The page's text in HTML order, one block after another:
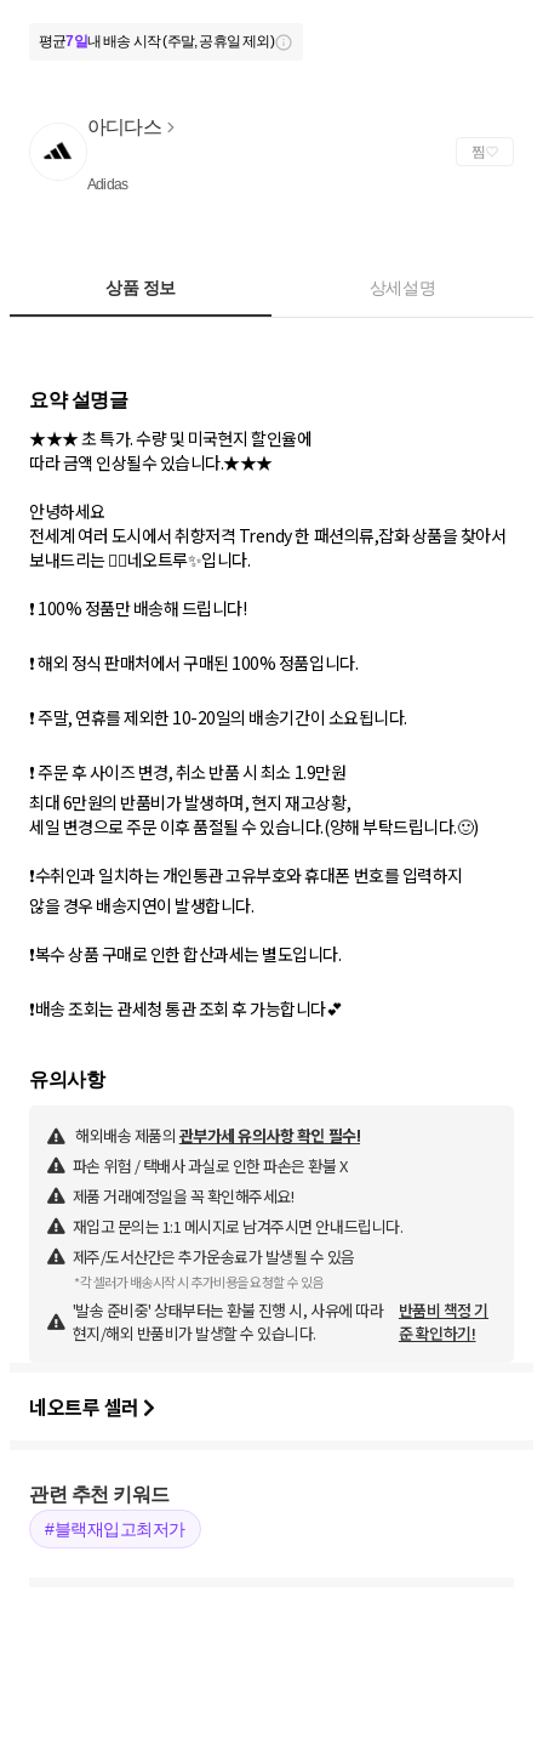
평균7일내 배송 시작 (주말, 공휴일 제외)
아디다스
Adidas
찜
상품 정보 상세설명
요약 설명글
★★★ 초 특가. 수량 및 미국현지 할인율에
따라 금액 인상될수 있습니다.★★★
안녕하세요
전세계 여러 도시에서 취향저격 Trendy 한 패션의류,잡화 상품을 찾아서
보내드리는 🙇‍♂네오트루✨입니다.
❗ 100% 정품만 배송해 드립니다!
❗ 해외 정식 판매처에서 구매된 100% 정품입니다.
❗ 주말, 연휴를 제외한 10-20일의 배송기간이 소요됩니다.
❗ 주문 후 사이즈 변경, 취소 반품 시 최소 1.9만원
최대 6만원의 반품비가 발생하며, 현지 재고상황,
세일 변경으로 주문 이후 품절될 수 있습니다.(양해 부탁드립니다.🙂)
❗수취인과 일치하는 개인통관 고유부호와 휴대폰 번호를 입력하지
않을 경우 배송지연이 발생합니다.
❗복수 상품 구매로 인한 합산과세는 별도입니다.
유의사항
해외배송 제품의 관부가세 유의사항 확인 필수!
파손 위험 / 택배사 과실로 인한 파손은 환불 X
제품 거래예정일을 꼭 확인해주세요!
재입고 문의는 1:1 메시지로 남겨주시면 안내드립니다.
제주/도서산간은 추가운송료가 발생될 수 있음
*각 셀러가 배송시작 시 추가비용을 요청할 수 있음
'발송 준비중' 상태부터는 환불 진행 시, 사유에 따라
현지/해외 반품비가 발생할 수 있습니다.
반품비 책정 기
준 확인하기!
네오트루 셀러
관련 추천 키워드
#블랙재입고최저가